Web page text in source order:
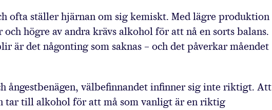
ofta ställer hjärnan om sig kemiskt. Med lägre produktion
och högre av andra krävs alkohol för att nå en sorts balans.
är det någonting som saknas – och det påverkar måendet
ångestbenägen, välbefinnandet infinner sig inte riktigt. Att
tar till alkohol för att må som vanligt är en riktig